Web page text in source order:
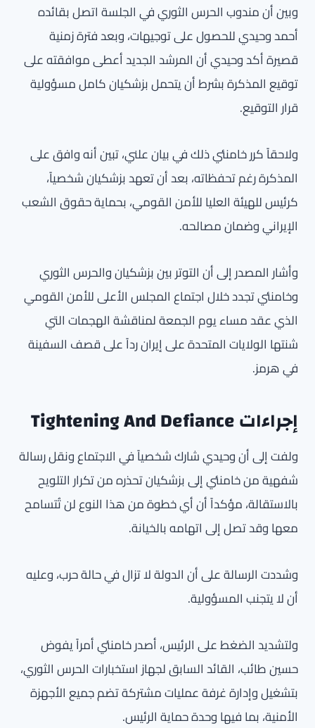
وبين أن مندوب الحرس الثوري في الجلسة اتصل بقائده
أحمد وحيدي للحصول على توجيهات، وبعد فترة زمنية
قصيرة أكد وحيدي أن المرشد الجديد أعطى موافقته على
توقيع المذكرة بشرط أن يتحمل بزشكيان كامل مسؤولية
قرار التوقيع.
ولاحقاً كرر خامنئي ذلك في بيان علني، تبين أنه وافق على
المذكرة رغم تحفظاته، بعد أن تعهد بزشكيان شخصياً،
كرئيس للهيئة العليا للأمن القومي، بحماية حقوق الشعب
الإيراني وضمان مصالحه.
وأشار المصدر إلى أن التوتر بين بزشكيان والحرس الثوري
وخامنئي تجدد خلال اجتماع المجلس الأعلى للأمن القومي
الذي عقد مساء يوم الجمعة لمناقشة الهجمات التي
شنتها الولايات المتحدة على إيران رداً على قصف السفينة
في هرمز.
إجراءات Tightening And Defiance
ولفت إلى أن وحيدي شارك شخصياً في الاجتماع ونقل رسالة
شفهية من خامنئي إلى بزشكيان تحذره من تكرار التلويح
بالاستقالة، مؤكداً أن أي خطوة من هذا النوع لن تُتسامح
معها وقد تصل إلى اتهامه بالخيانة.
وشددت الرسالة على أن الدولة لا تزال في حالة حرب، وعليه
أن لا يتجنب المسؤولية.
ولتشديد الضغط على الرئيس، أصدر خامنئي أمراً يفوض
حسين طائب، القائد السابق لجهاز استخبارات الحرس الثوري،
بتشغيل وإدارة غرفة عمليات مشتركة تضم جميع الأجهزة
الأمنية، بما فيها وحدة حماية الرئيس.